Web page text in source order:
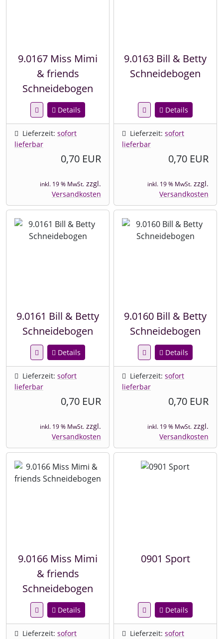
9.0167 Miss Mimi
& friends
Schneidebogen
Details
Lieferzeit: sofort
lieferbar
0,70 EUR
inkl. 19 % MwSt. zzgl.
Versandkosten
9.0163 Bill & Betty
Schneidebogen
Details
Lieferzeit: sofort
lieferbar
0,70 EUR
inkl. 19 % MwSt. zzgl.
Versandkosten
9.0161 Bill & Betty
Schneidebogen
Details
Lieferzeit: sofort
lieferbar
0,70 EUR
inkl. 19 % MwSt. zzgl.
Versandkosten
9.0160 Bill & Betty
Schneidebogen
Details
Lieferzeit: sofort
lieferbar
0,70 EUR
inkl. 19 % MwSt. zzgl.
Versandkosten
9.0166 Miss Mimi
& friends
Schneidebogen
Details
Lieferzeit: sofort
0901 Sport
Details
Lieferzeit: sofort